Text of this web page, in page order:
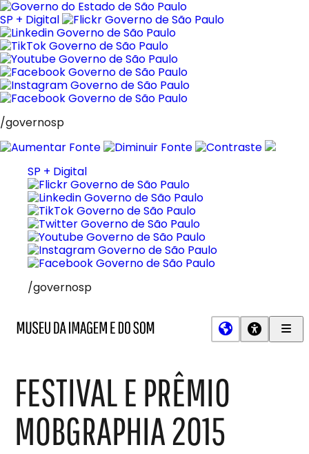
Pular
para
o
conteúdo
SP + Digital
/governosp
SP + Digital
/governosp
e
do
Som
FESTIVAL E PRÊMIO
MOBGRAPHIA 2015